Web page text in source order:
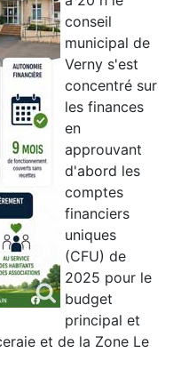
conseil
municipal de
Verny s'est
concentré sur
les finances
en
approuvant
d'abord les
comptes
financiers
uniques
(CFU) de
2025 pour le
budget
principal et
et de la Zone Le